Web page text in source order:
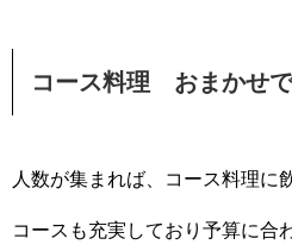
コース料理 おまかせ
人数が集まれば、コース料理に
コースも充実しており予算に合